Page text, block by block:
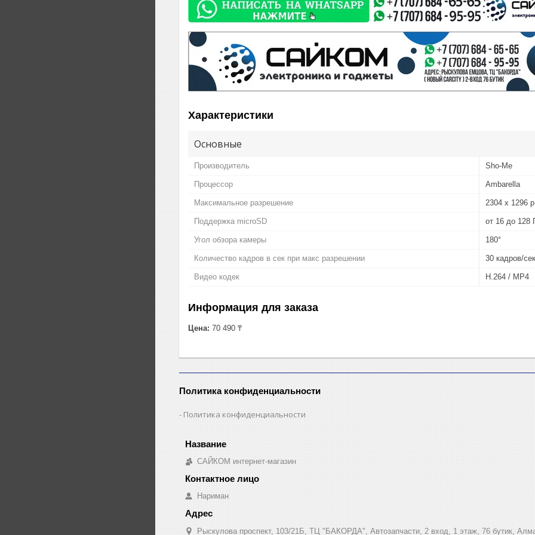
Характеристики
Основные
Производитель Sho-Me
Процессор Ambarella
Максимальное разрешение 2304 х 1296 p
Поддержка microSD от 16 до 128
Угол обзора камеры 180°
Количество кадров в сек при макс разрешении 30 кадров/сек
Видео кодек H.264 / MP4
Информация для заказа
Цена: 70 490 ₸
Политика конфиденциальности
Политика конфиденциальности
САЙКОМ интернет-магазин
Нариман
Рыскулова проспект, 103/21Б, ТЦ "БАКОРДА", Автозапчасти, 2 вход, 1 этаж, 76 бутик,